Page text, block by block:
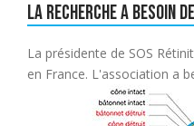
La recherche a besoin
La présidente de SOS
en France. L'association a